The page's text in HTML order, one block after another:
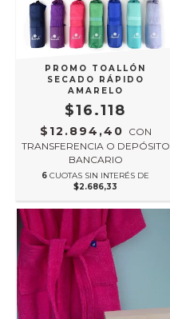
PROMO TOALLÓN
SECADO RÁPIDO
AMARELO
$16.118
$12.894,40 CON
TRANSFERENCIA O DEPÓSITO
BANCARIO
6 CUOTAS SIN INTERÉS DE
$2.686,33